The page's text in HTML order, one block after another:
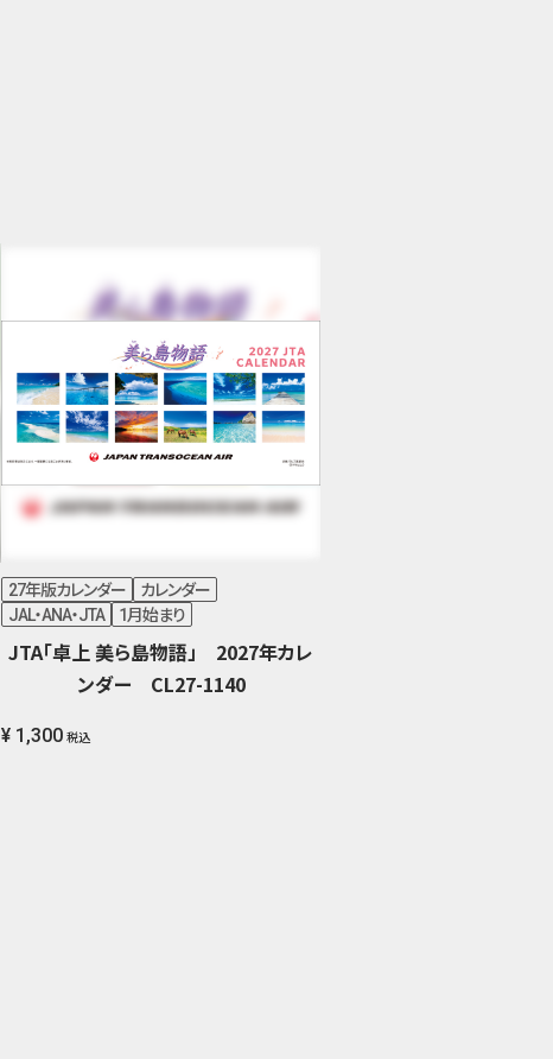
27年版カレンダー
カレンダー
JAL・ANA・JTA
1月始まり
JTA「卓上 美ら島物語」 2027年カレ
ンダー CL27-1140
¥ 1,300 税込